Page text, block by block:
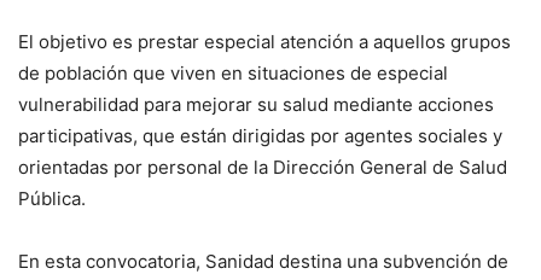
El objetivo es prestar especial atención a aquellos grupos
de población que viven en situaciones de especial
vulnerabilidad para mejorar su salud mediante acciones
participativas, que están dirigidas por agentes sociales y
orientadas por personal de la Dirección General de Salud
Pública.
En esta convocatoria, Sanidad destina una subvención de